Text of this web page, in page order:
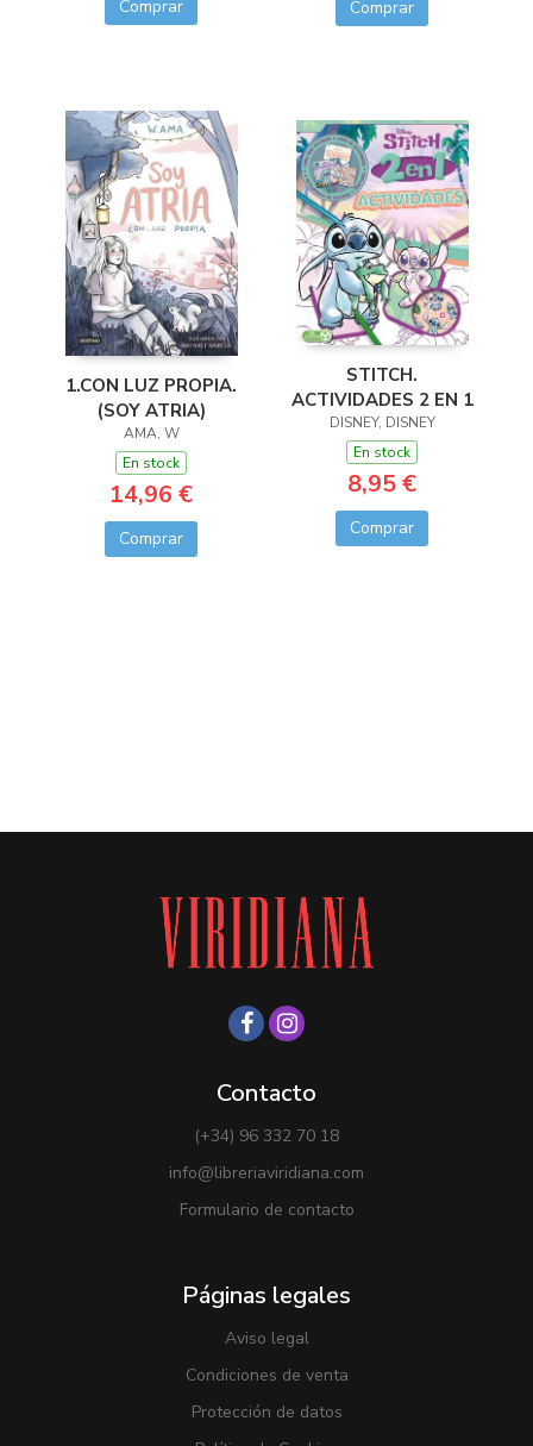
Comprar Comprar
1.CON LUZ PROPIA.
(SOY ATRIA)
AMA, W
En stock
14,96 €
Comprar
STITCH.
ACTIVIDADES 2 EN 1
DISNEY, DISNEY
En stock
8,95 €
Comprar
Contacto
(+34) 96 332 70 18
info@libreriaviridiana.com
Formulario de contacto
Páginas legales
Aviso legal
Condiciones de venta
Protección de datos